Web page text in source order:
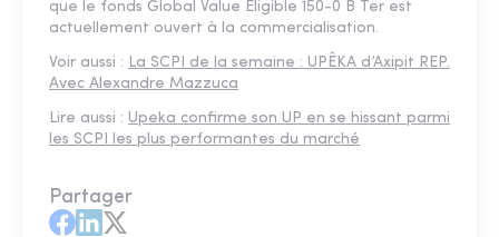
que le fonds Global Value Éligible 150-0 B Ter est
actuellement ouvert à la commercialisation.
Voir aussi : La SCPI de la semaine : UPÊKA d’Axipit REP.
Avec Alexandre Mazzuca
Lire aussi : Upeka confirme son UP en se hissant parmi
les SCPI les plus performantes du marché
Partager